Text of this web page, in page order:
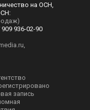
на ОСН,
909 936-02-90
запись